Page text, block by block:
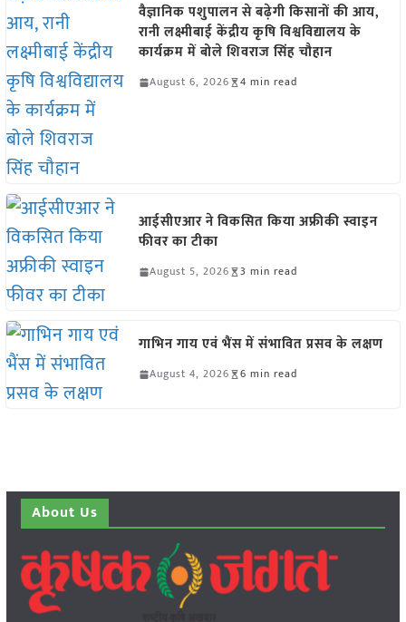
वैज्ञानिक पशुपालन से बढ़ेगी किसानों की आय,
रानी लक्ष्मीबाई केंद्रीय कृषि विश्वविद्यालय के
कार्यक्रम में बोले शिवराज सिंह चौहान
August 6, 2026 4 min read
आईसीएआर ने विकसित किया अफ्रीकी स्वाइन
फीवर का टीका
August 5, 2026 3 min read
गाभिन गाय एवं भैंस में संभावित प्रसव के लक्षण
August 4, 2026 6 min read
About Us